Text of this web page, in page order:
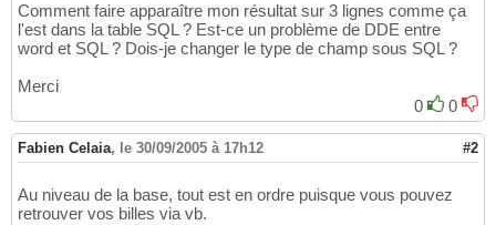
Comment faire apparaître mon résultat sur 3 lignes comme ça
l'est dans la table SQL ? Est-ce un problème de DDE entre
word et SQL ? Dois-je changer le type de champ sous SQL ?
Merci
0
0
Fabien Celaia, le 30/09/2005 à 17h12 #2
Au niveau de la base, tout est en ordre puisque vous pouvez
retrouver vos billes via vb.